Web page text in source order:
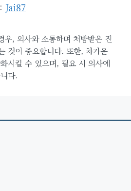
Jai87
우, 의사와 소통하며 처방받은 진
것이 중요합니다. 또한, 차가운
시킬 수 있으며, 필요 시 의사에
다.